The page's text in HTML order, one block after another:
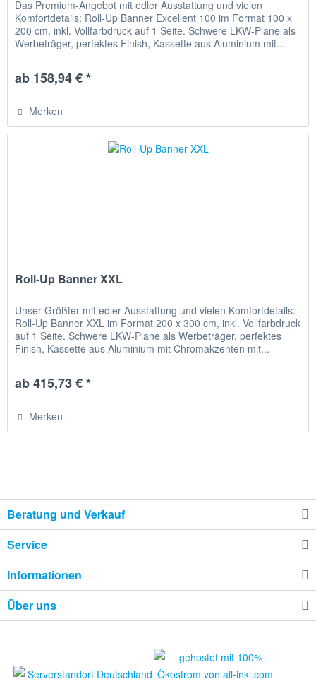
Das Premium-Angebot mit edler Ausstattung und vielen
Komfortdetails: Roll-Up Banner Excellent 100 im Format 100 x
200 cm, inkl. Vollfarbdruck auf 1 Seite. Schwere LKW-Plane als
Werbeträger, perfektes Finish, Kassette aus Aluminium mit...
ab 158,94 € *
Merken
Roll-Up Banner XXL
Unser Größter mit edler Ausstattung und vielen Komfortdetails:
Roll-Up Banner XXL im Format 200 x 300 cm, inkl. Vollfarbdruck
auf 1 Seite. Schwere LKW-Plane als Werbeträger, perfektes
Finish, Kassette aus Aluminium mit Chromakzenten mit...
ab 415,73 € *
Merken
Beratung und Verkauf
Service
Informationen
Über uns